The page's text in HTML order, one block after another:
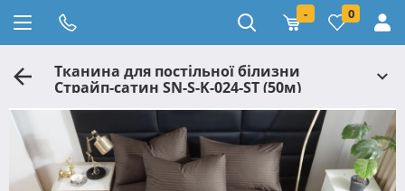
- 0
Тканина для постільної білизни
Страйп-сатин SN-S-K-024-ST (50м)